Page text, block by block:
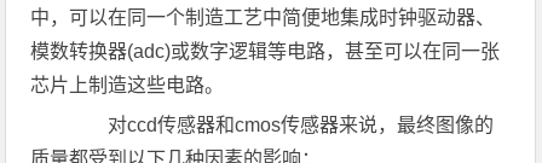
中，可以在同一个制造工艺中简便地集成时钟驱动器、
模数转换器(adc)或数字逻辑等电路，甚至可以在同一张
芯片上制造这些电路。
对ccd传感器和cmos传感器来说，最终图像的
质量都受到以下几种因素的影响：